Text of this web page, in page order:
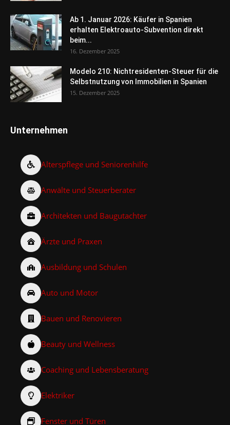
Ab 1. Januar 2026: Käufer in Spanien
erhalten Elektroauto-Subvention direkt
beim...
16. Dezember 2025
Modelo 210: Nichtresidenten-Steuer für die
Selbstnutzung von Immobilien in Spanien
15. Dezember 2025
Unternehmen
Alterspflege und Seniorenhilfe
Anwälte und Steuerberater
Architekten und Baugutachter
Ärzte und Praxen
Ausbildung und Schulen
Auto und Motor
Bauen und Renovieren
Beauty und Wellness
Coaching und Lebensberatung
Elektriker
Fenster und Türen